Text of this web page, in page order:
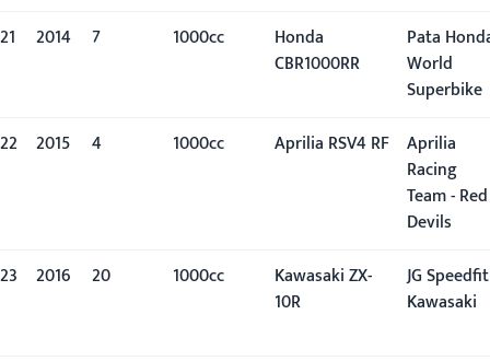
21
2014 7º 1000cc
Honda
CBR1000RR
Pata
World
Superbike
22
2015 4º 1000cc Aprilia RSV4 RF Aprilia
Racing
Team - Red
Devils
23
2016 20º 1000cc
Kawasaki ZX-
10R
JG Speedfit
Kawasaki